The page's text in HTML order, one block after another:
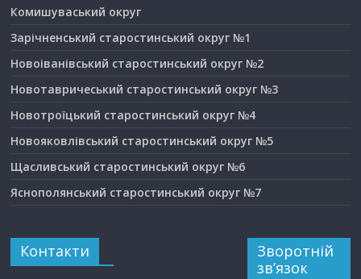
Комишуваський округ
Зарічненський старостинський округ №1
Новоіванівський старостинський округ №2
Новотавричеський старостинський округ №3
Новотроїцький старостинський округ №4
Новояковлівський старостинський округ №5
Щасливський старостинський округ №6
Яснополянський старостинський округ №7
Контакти
Зворотній
зв’язок